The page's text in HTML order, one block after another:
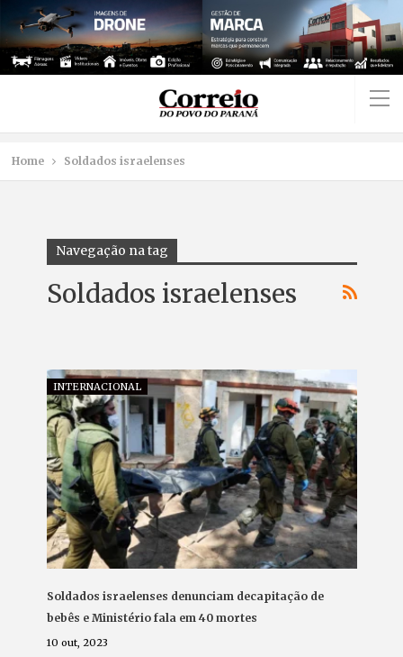
Home Soldados israelenses
Navegação na tag
Soldados israelenses
INTERNACIONAL
Soldados israelenses denunciam decapitação de
bebês e Ministério fala em 40 mortes
10 out, 2023